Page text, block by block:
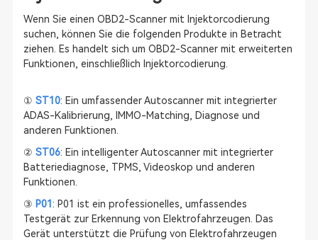
Wenn Sie einen OBD2-Scanner mit Injektorcodierung
suchen, können Sie die folgenden Produkte in Betracht
ziehen. Es handelt sich um OBD2-Scanner mit erweiterten
Funktionen, einschließlich Injektorcodierung.
① ST10: Ein umfassender Autoscanner mit integrierter
ADAS-Kalibrierung, IMMO-Matching, Diagnose und
anderen Funktionen.
② ST06: Ein intelligenter Autoscanner mit integrierter
Batteriediagnose, TPMS, Videoskop und anderen
Funktionen.
③ P01 : P01 ist ein professionelles, umfassendes
Testgerät zur Erkennung von Elektrofahrzeugen. Das
Gerät unterstützt die Prüfung von Elektrofahrzeugen